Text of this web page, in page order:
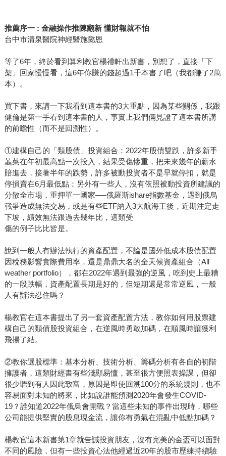
推薦序一 : 金融操作推陳翻新懂財報就不怕
台中市清泉醫院神經醫施懿恩
等了6年，終於看到算利教官楊禮軒出新書，別想了，直接「下
架」回家慢慢看，這6年你賺的錢超過1千本書了吧（我都賺了2萬
本）。
買下書，來講一下我看到這本書的3大重點，因為某些關係，我跟
健倫是第一手看到這本書的人，事實上我們倆見證了這本書所講
的前瞻性（而不是回溯性）。
①建構自己的「類股債」投資組合：2022年股債雙跌，許多新手
韮菜在年初最高點一次投入，結果受傷慘重，把未來幾年的薪水
賠進去，接著半年的跌勢，許多被動投資者不是早就停扣，就是
停損賣在6月最低點；另外有一些人，沒有依照被動投資所建議的
分散全市場，重押單一國家──俄羅斯ishare指數基金，遇到俄烏
戰爭造成無法交易，或是有些ETF納入3大航海王後，近期注定走
下坡，績效無法跟過去幾年比，這類受
傷的例子比比皆是。
說到一般人有辦法執行的資產配置，不論是國外低成本股債配置
因稅務影響實際費用率，還是鼎鼎大名的全天候資產組合（All
weather portfolio），都在2022年遇到最強的逆風，吃到史上最糟
的一段跌幅，資產配置長期是好的，但短期還是常常逆風，一般
人有辦法忍住嗎？
楊教官在這本書提出了另一套資產配置方法，教你如何用股票建
構自己的類債股投資組合，在逆風時勇敢加碼，在順風時讓獲利
飛揚了結。
②教你選股標準：基本分析、技術分析、籌碼分析有各自的初階
擁護者，這類財經書有些淺顯易懂，甚至很方便照表操課，但卻
很少聽到有人因此致富，原因是即使回溯100分的系統規則，也不
容易面對未知的將來，比如說誰能預測2020年會發生COVID-
19？誰知道2022年俄烏會開戰？當這些未知的事件出現時，哪些
公司能提供堅實的股息現金流，讓你有勇氣在混亂中低點加碼？
楊教官這本新書第1章就告誡投資朋友，沒有完美的金盃可以面對
不同的風險，但有一些投資心法他經過近20年的股市歷練持續驗